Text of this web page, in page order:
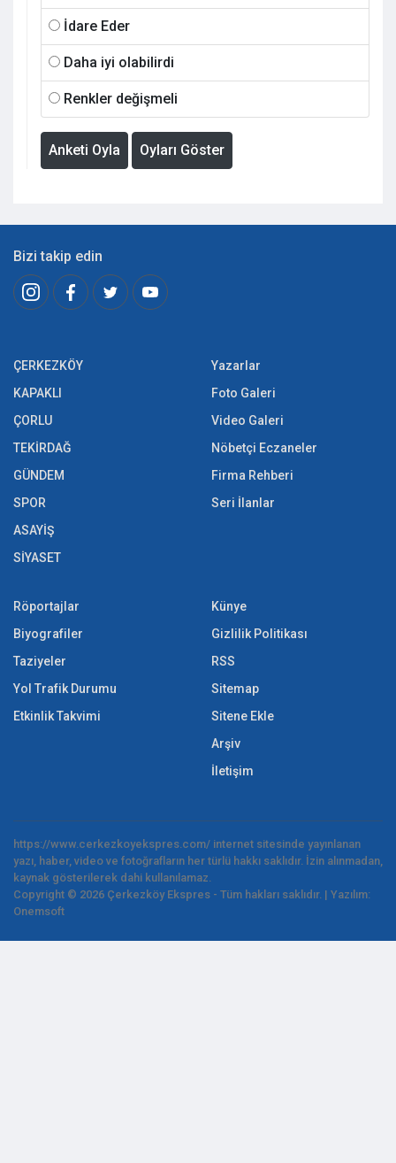
İdare Eder
Daha iyi olabilirdi
Renkler değişmeli
Anketi Oyla Oyları Göster
Bizi takip edin
ÇERKEZKÖY
KAPAKLI
ÇORLU
TEKİRDAĞ
GÜNDEM
SPOR
ASAYİŞ
SİYASET
Yazarlar
Foto Galeri
Video Galeri
Nöbetçi Eczaneler
Firma Rehberi
Seri İlanlar
Röportajlar
Biyografiler
Taziyeler
Yol Trafik Durumu
Etkinlik Takvimi
Künye
Gizlilik Politikası
RSS
Sitemap
Sitene Ekle
Arşiv
İletişim
https://www.cerkezkoyekspres.com/ internet sitesinde yayınlanan
yazı, haber, video ve fotoğrafların her türlü hakkı saklıdır. İzin alınmadan,
kaynak gösterilerek dahi kullanılamaz.
Copyright © 2026 Çerkezköy Ekspres - Tüm hakları saklıdır. | Yazılım:
Onemsoft